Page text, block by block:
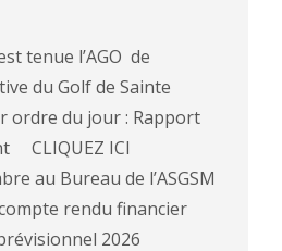
tenue l’AGO de
du Golf de Sainte
ordre du jour : Rapport
CLIQUEZ ICI
au Bureau de l’ASGSM
rendu financier
2026